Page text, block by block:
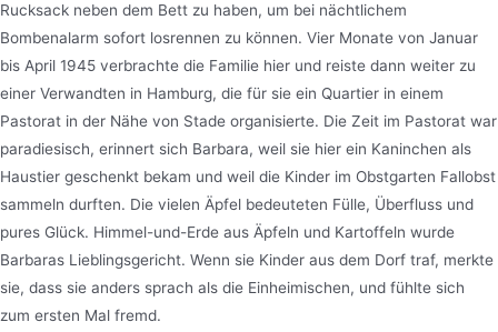
Rucksack neben dem Bett zu haben, um bei nächtlichem
Bombenalarm sofort losrennen zu können. Vier Monate von Januar
bis April 1945 verbrachte die Familie hier und reiste dann weiter zu
einer Verwandten in Hamburg, die für sie ein Quartier in einem
Pastorat in der Nähe von Stade organisierte. Die Zeit im Pastorat war
paradiesisch, erinnert sich Barbara, weil sie hier ein Kaninchen als
Haustier geschenkt bekam und weil die Kinder im Obstgarten Fallobst
sammeln durften. Die vielen Äpfel bedeuteten Fülle, Überfluss und
pures Glück. Himmel-und-Erde aus Äpfeln und Kartoffeln wurde
Barbaras Lieblingsgericht. Wenn sie Kinder aus dem Dorf traf, merkte
sie, dass sie anders sprach als die Einheimischen, und fühlte sich
zum ersten Mal fremd.